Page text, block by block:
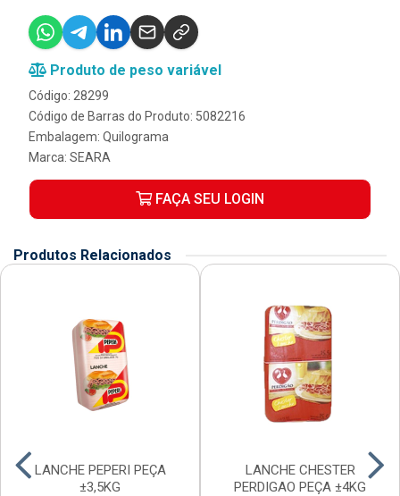
Produto de peso variável
Código: 28299
Código de Barras do Produto: 5082216
Embalagem: Quilograma
Marca: SEARA
FAÇA SEU LOGIN
Produtos Relacionados
LANCHE PEPERI PEÇA
±3,5KG
LANCHE CHESTER
PERDIGAO PEÇA ±4KG